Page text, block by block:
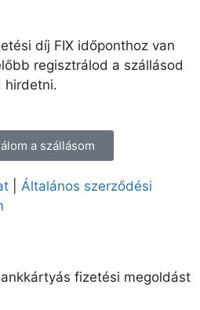
díj FIX időponthoz van
regisztrálod a szállásod
hirdetni.
a szállásom
Általános szerződési
fizetési megoldást